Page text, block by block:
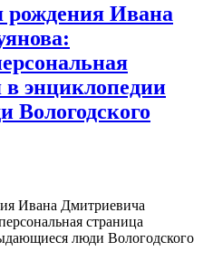
рождения Ивана
в энциклопедии